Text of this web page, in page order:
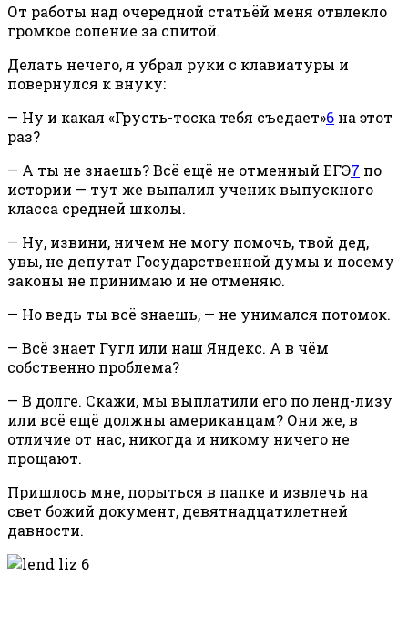
От работы над очередной статьёй меня отвлекло
громкое сопение за спитой.
Делать нечего, я убрал руки с клавиатуры и
повернулся к внуку:
— Ну и какая «Грусть-тоска тебя съедает»6 на этот
раз?
— А ты не знаешь? Всё ещё не отменный ЕГЭ7 по
истории — тут же выпалил ученик выпускного
класса средней школы.
— Ну, извини, ничем не могу помочь, твой дед,
увы, не депутат Государственной думы и посему
законы не принимаю и не отменяю.
— Но ведь ты всё знаешь, — не унимался потомок.
— Всё знает Гугл или наш Яндекс. А в чём
собственно проблема?
— В долге. Скажи, мы выплатили его по ленд-лизу
или всё ещё должны американцам? Они же, в
отличие от нас, никогда и никому ничего не
прощают.
Пришлось мне, порыться в папке и извлечь на
свет божий документ, девятнадцатилетней
давности.